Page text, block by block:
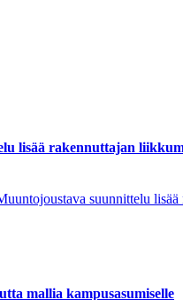
lisää rakennuttajan
suunnittelu
mallia kampusasumiselle